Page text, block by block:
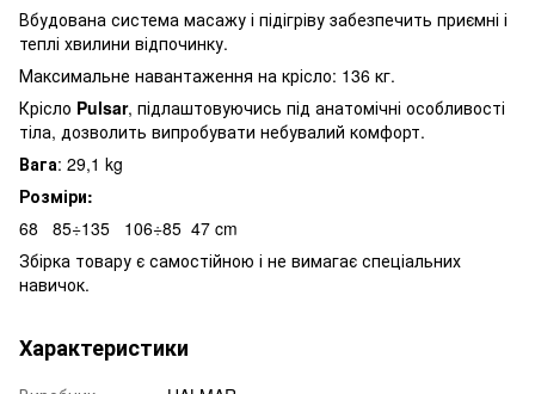
Вбудована система масажу і підігріву забезпечить приємні і
теплі хвилини відпочинку.
Максимальне навантаження на крісло: 136 кг.
Крісло Pulsar, підлаштовуючись під анатомічні особливості
тіла, дозволить випробувати небувалий комфорт.
Вага: 29,1 kg
Розміри:
68
85÷135 106÷85 47 cm
Збірка товару є самостійною і не вимагає спеціальних
навичок.
Характеристики